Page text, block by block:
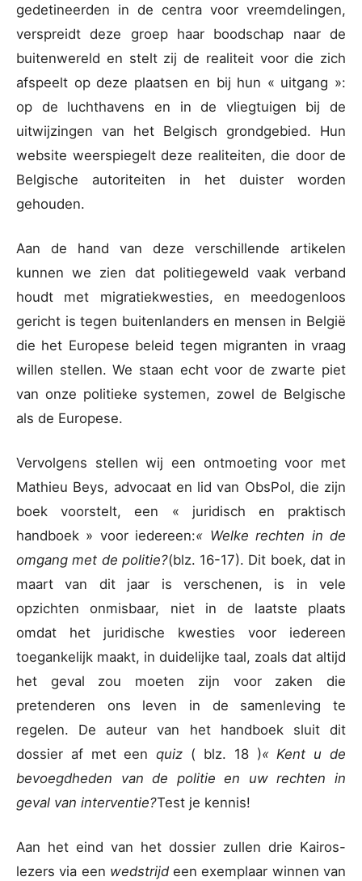
gedetineerden in de centra voor vreemdelingen,
verspreidt deze groep haar boodschap naar de
buitenwereld en stelt zij de realiteit voor die zich
afspeelt op deze plaatsen en bij hun « uitgang »:
op de luchthavens en in de vliegtuigen bij de
uitwijzingen van het Belgisch grondgebied. Hun
website weerspiegelt deze realiteiten, die door de
Belgische autoriteiten in het duister worden
gehouden.
Aan de hand van deze verschillende artikelen
kunnen we zien dat politiegeweld vaak verband
houdt met migratiekwesties, en meedogenloos
gericht is tegen buitenlanders en mensen in België
die het Europese beleid tegen migranten in vraag
willen stellen. We staan echt voor de zwarte piet
van onze politieke systemen, zowel de Belgische
als de Europese.
Vervolgens stellen wij een ontmoeting voor met
Mathieu Beys, advocaat en lid van ObsPol, die zijn
boek voorstelt, een « juridisch en praktisch
handboek » voor iedereen:« Welke rechten in de
omgang met de politie?(blz. 16-17). Dit boek, dat in
maart van dit jaar is verschenen, is in vele
opzichten onmisbaar, niet in de laatste plaats
omdat het juridische kwesties voor iedereen
toegankelijk maakt, in duidelijke taal, zoals dat altijd
het geval zou moeten zijn voor zaken die
pretenderen ons leven in de samenleving te
regelen. De auteur van het handboek sluit dit
dossier af met eenquiz ( blz. 18 )« Kent u de
bevoegdheden van de politie en uw rechten in
geval van interventie?Test je kennis!
Aan het eind van het dossier zullen drie Kairos-
lezers via een wedstrijdeen exemplaar winnen van